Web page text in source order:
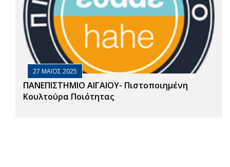
27 ΜΑΙΟΣ 2025
ΠΑΝΕΠΙΣΤΗΜΙΟ ΑΙΓΑΙΟΥ- Πιστοποιημένη
Κουλτούρα Ποιότητας